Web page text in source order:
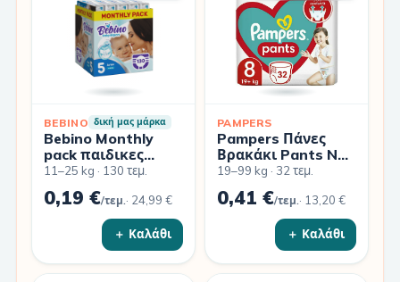
BEBINO δική μας μάρκα
Bebino Monthly
pack παιδικες
πανες junior no5
11–25 kg · 130 τεμ.
0,19 €/τεμ. · 24,99 €
＋ Καλάθι
PAMPERS
Pampers Πάνες
Βρακάκι Pants No.
8 για 19+kg 32τμχ
19–99 kg · 32 τεμ.
0,41 €/τεμ. · 13,20 €
＋ Καλάθι